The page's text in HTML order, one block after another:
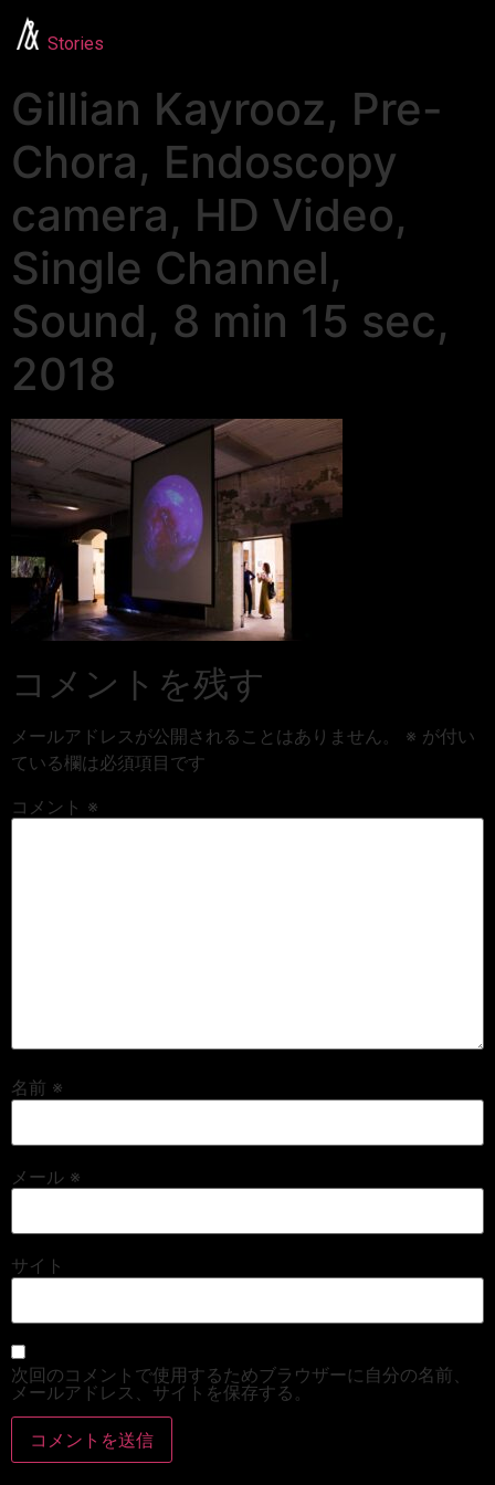
Stories
Gillian Kayrooz, Pre-
Chora, Endoscopy
camera, HD Video,
Single Channel,
Sound, 8 min 15 sec,
2018
コメントを残す
メールアドレスが公開されることはありません。 ※ が付い
ている欄は必須項目です
コメント ※
名前 ※
メール ※
サイト
次回のコメントで使用するためブラウザーに自分の名前、
メールアドレス、サイトを保存する。